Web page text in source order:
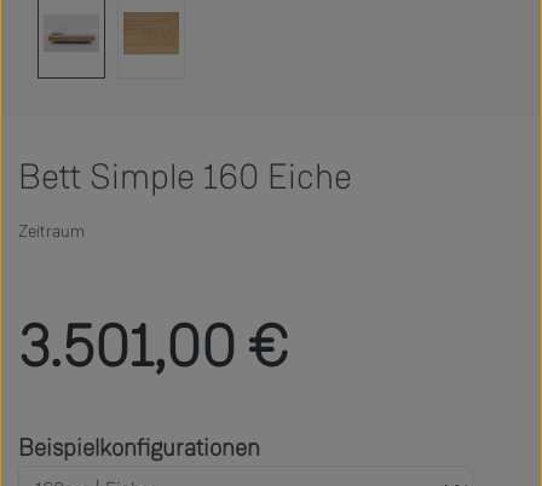
Bett Simple 160 Eiche
Zeitraum
3.501,00 €
Beispielkonfigurationen